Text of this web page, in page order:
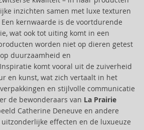
inzichten samen met luxe texturen
kernwaarde is de voortdurende
wat ook tot uiting komt in een
worden niet op dieren getest
duurzaamheid en
komt vooral uit de zuiverheid
en kunst, wat zich vertaalt in het
en stijlvolle communicatie
de bewonderaars van La Prairie
Catherine Deneuve en andere
effecten en de luxueuze